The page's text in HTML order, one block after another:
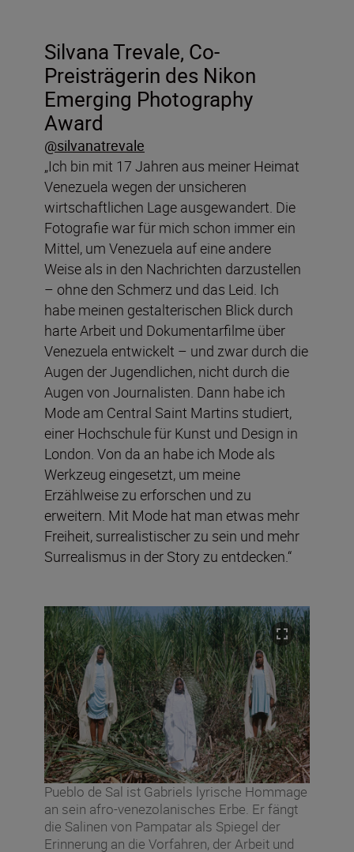
Silvana Trevale, Co-
Preisträgerin des Nikon
Emerging Photography
Award
@silvanatrevale
„Ich bin mit 17 Jahren aus meiner Heimat
Venezuela wegen der unsicheren
wirtschaftlichen Lage ausgewandert. Die
Fotografie war für mich schon immer ein
Mittel, um Venezuela auf eine andere
Weise als in den Nachrichten darzustellen
– ohne den Schmerz und das Leid. Ich
habe meinen gestalterischen Blick durch
harte Arbeit und Dokumentarfilme über
Venezuela entwickelt – und zwar durch die
Augen der Jugendlichen, nicht durch die
Augen von Journalisten. Dann habe ich
Mode am Central Saint Martins studiert,
einer Hochschule für Kunst und Design in
London. Von da an habe ich Mode als
Werkzeug eingesetzt, um meine
Erzählweise zu erforschen und zu
erweitern. Mit Mode hat man etwas mehr
Freiheit, surrealistischer zu sein und mehr
Surrealismus in der Story zu entdecken.“
Pueblo de Sal ist Gabriels lyrische Hommage
an sein afro-venezolanisches Erbe. Er fängt
die Salinen von Pampatar als Spiegel der
Erinnerung an die Vorfahren, der Arbeit und